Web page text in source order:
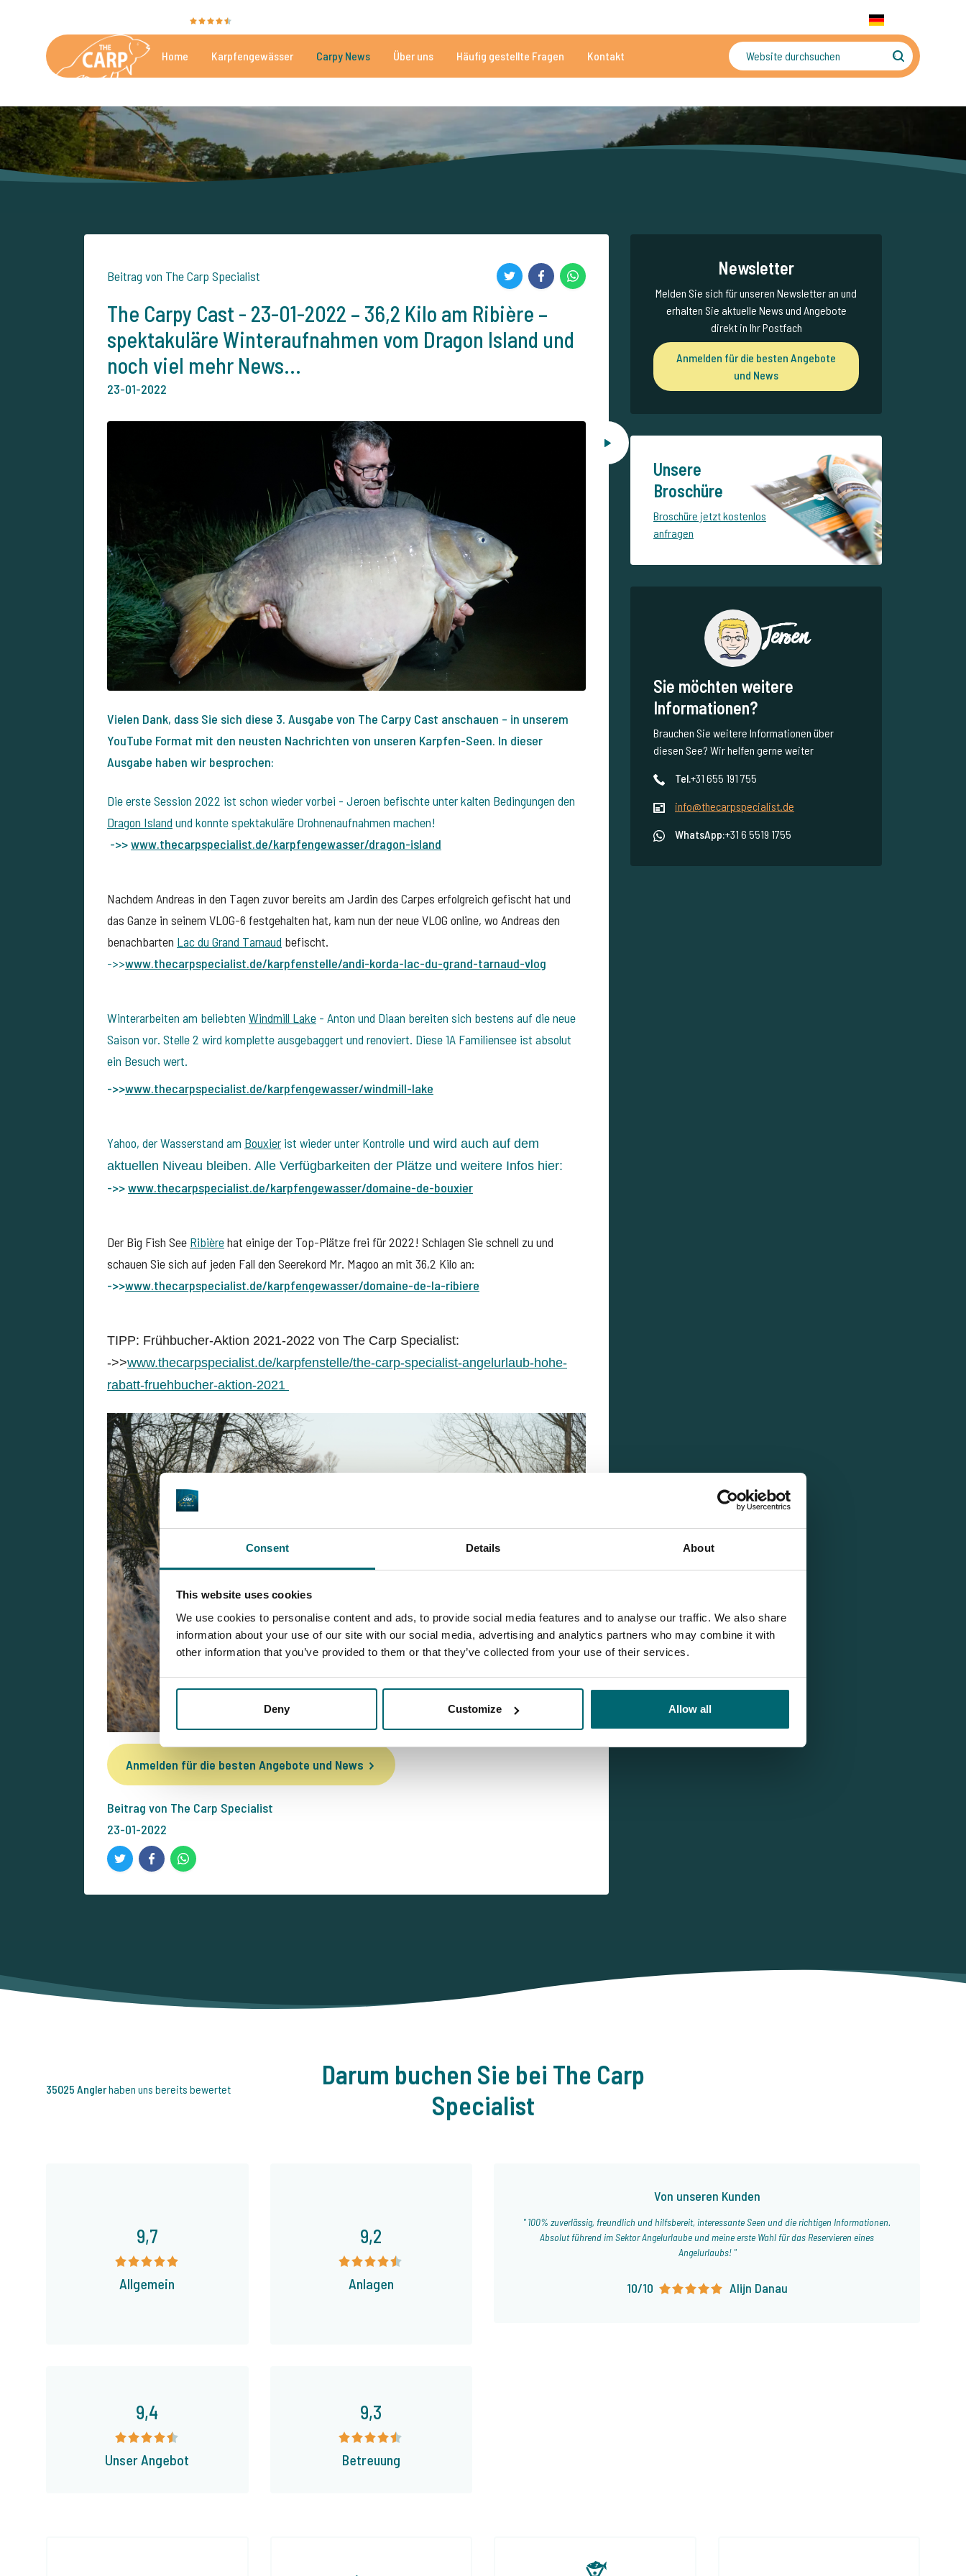
Consent Details About
This website uses cookies
We use cookies to personalise content and ads, to provide social media features and to analyse our traffic. We also share
information about your use of our site with our social media, advertising and analytics partners who may combine it with
other information that you’ve provided to them or that they’ve collected from your use of their services.
Deny Customize Allow all
Home Karpfengewässer Carpy News Über uns Häufig gestellte Fragen Kontakt
Beitrag von The Carp Specialist
The Carpy Cast - 23-01-2022 – 36,2 Kilo am Ribière –
spektakuläre Winteraufnahmen vom Dragon Island und
noch viel mehr News...
23-01-2022
Vielen Dank, dass Sie sich diese 3. Ausgabe von The Carpy Cast anschauen – in unserem
YouTube Format mit den neusten Nachrichten von unseren Karpfen-Seen. In dieser
Ausgabe haben wir besprochen:
Die erste Session 2022 ist schon wieder vorbei - Jeroen befischte unter kalten Bedingungen den
Dragon Island und konnte spektakuläre Drohnenaufnahmen machen!
->>www.thecarpspecialist.de/karpfengewasser/dragon-island
Nachdem Andreas in den Tagen zuvor bereits am Jardin des Carpes erfolgreich gefischt hat und
das Ganze in seinem VLOG-6 festgehalten hat, kam nun der neue VLOG online, wo Andreas den
benachbarten Lac du Grand Tarnaud befischt.
->>www.thecarpspecialist.de/karpfenstelle/andi-korda-lac-du-grand-tarnaud-vlog
Winterarbeiten am beliebten Windmill Lake - Anton und Diaan bereiten sich bestens auf die neue
Saison vor. Stelle 2 wird komplette ausgebaggert und renoviert. Diese 1A Familiensee ist absolut
ein Besuch wert.
->>www.thecarpspecialist.de/karpfengewasser/windmill-lake
Yahoo, der Wasserstand am Bouxier ist wieder unter Kontrolle und wird auch auf dem
aktuellen Niveau bleiben. Alle Verfügbarkeiten der Plätze und weitere Infos hier:
->>www.thecarpspecialist.de/karpfengewasser/domaine-de-bouxier
Der Big Fish See Ribièrehat einige der Top-Plätze frei für 2022! Schlagen Sie schnell zu und
schauen Sie sich auf jeden Fall den Seerekord Mr. Magoo an mit 36,2 Kilo an:
->>www.thecarpspecialist.de/karpfengewasser/domaine-de-la-ribiere
TIPP: Frühbucher-Aktion 2021-2022 von The Carp Specialist:
->>www.thecarpspecialist.de/karpfenstelle/the-carp-specialist-angelurlaub-hohe-
rabatt-fruehbucher-aktion-2021
Anmelden für die besten Angebote und News
Beitrag von The Carp Specialist
23-01-2022
Newsletter
Melden Sie sich für unseren Newsletter an und
erhalten Sie aktuelle News und Angebote
direkt in Ihr Postfach
Anmelden für die besten Angebote
und News
Unsere
Broschüre
Broschüre jetzt kostenlos
anfragen
Jeroen
Sie möchten weitere
Informationen?
Brauchen Sie weitere Informationen über
diesen See? Wir helfen gerne weiter
Tel.+31 655 191 755
info@thecarpspecialist.de
WhatsApp:+31 6 5519 1755
Darum buchen Sie bei The Carp
Specialist
35025 Anglerhaben uns bereits bewertet
9,7
Allgemein
9,2
Anlagen
Von unseren Kunden
100% zuverlässig, freundlich und hilfsbereit, interessante Seen und die richtigen Informationen.
Absolut führend im Sektor Angelurlaube und meine erste Wahl für das Reservieren eines
Angelurlaubs!
10/10 Alijn Danau
9,4
Unser Angebot
9,3
Betreuung